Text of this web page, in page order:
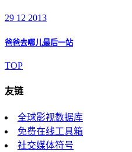
29 12 2013
爸爸去哪儿最后一站
TOP
友链
全球影视数据库
免费在线工具箱
社交媒体符号